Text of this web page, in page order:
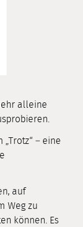
alleine
– eine
auf
Weg zu
können. Es